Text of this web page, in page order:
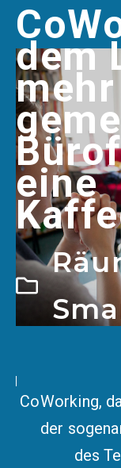
dem
eine
CoWorking,
der
des